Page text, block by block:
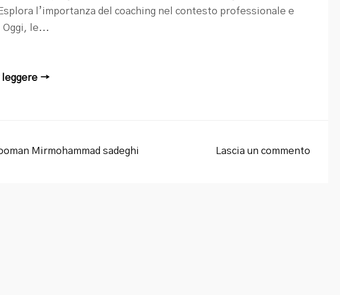
l’importanza del coaching nel contesto professionale e
Oggi, le...
leggere →
Lascia un commento
Mirmohammad sadeghi